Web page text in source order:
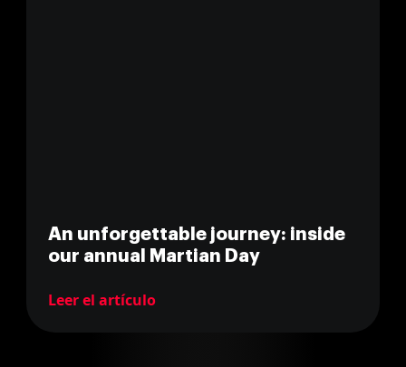
An unforgettable journey: inside
our annual Martian Day
Leer el artículo